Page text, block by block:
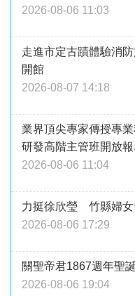
2026-08-06 11:03
走進市定古蹟體驗消
開館
2026-08-07 14:18
業界頂尖專家傳授專
研發高階主管班開放報
2026-08-06 11:04
力挺徐欣瑩 竹縣婦女
2026-08-06 17:29
關聖帝君1867週年聖
2026-08-06 19:04